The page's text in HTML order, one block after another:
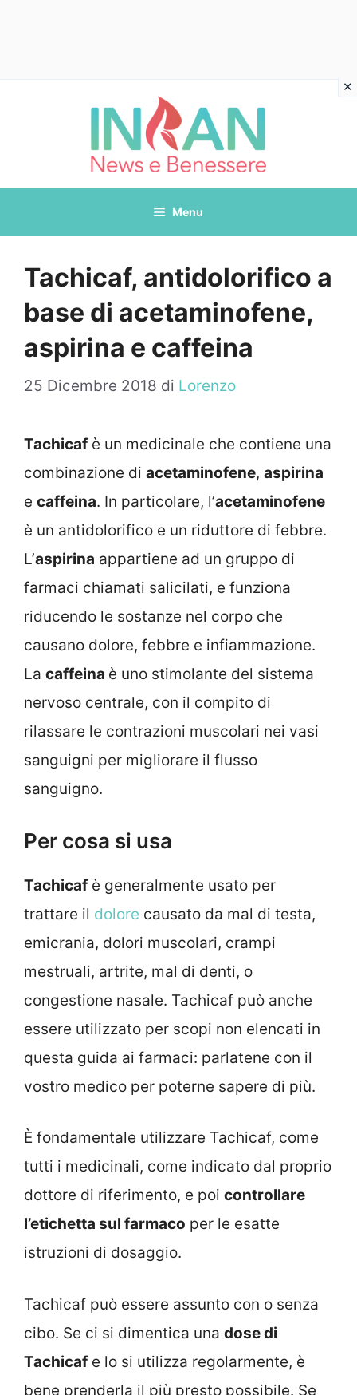
Menu
Tachicaf, antidolorifico a
base di acetaminofene,
aspirina e caffeina
25 Dicembre 2018 di Lorenzo
Tachicaf è un medicinale che contiene una
combinazione di acetaminofene, aspirina
e caffeina. In particolare, l’acetaminofene
è un antidolorifico e un riduttore di febbre.
L’aspirina appartiene ad un gruppo di
farmaci chiamati salicilati, e funziona
riducendo le sostanze nel corpo che
causano dolore, febbre e infiammazione.
La caffeina è uno stimolante del sistema
nervoso centrale, con il compito di
rilassare le contrazioni muscolari nei vasi
sanguigni per migliorare il flusso
sanguigno.
Per cosa si usa
Tachicaf è generalmente usato per
trattare il dolore causato da mal di testa,
emicrania, dolori muscolari, crampi
mestruali, artrite, mal di denti, o
congestione nasale. Tachicaf può anche
essere utilizzato per scopi non elencati in
questa guida ai farmaci: parlatene con il
vostro medico per poterne sapere di più.
È fondamentale utilizzare Tachicaf, come
tutti i medicinali, come indicato dal proprio
dottore di riferimento, e poi controllare
l’etichetta sul farmaco per le esatte
istruzioni di dosaggio.
Tachicaf può essere assunto con o senza
cibo. Se ci si dimentica una dose di
Tachicaf e lo si utilizza regolarmente, è
bene prenderla il più presto possibile. Se